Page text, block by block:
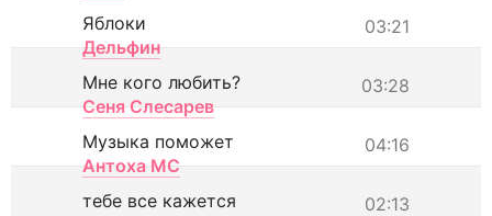
03:21
Яблоки
Дельфин
03:28
Мне кого любить?
Сеня Слесарев
04:16
Музыка поможет
Антоха МС
02:13
тебе все кажется